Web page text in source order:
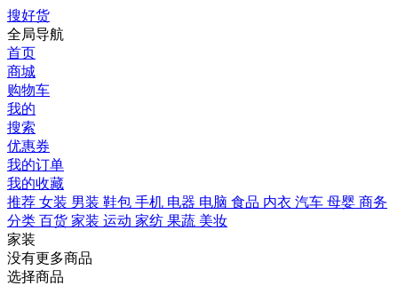
搜好货
全局导航
首页
商城
购物车
我的
搜索
优惠券
我的订单
我的收藏
推荐 女装 男装 鞋包 手机 电器 电脑 食品 内衣 汽车 母婴 商务
分类 百货 家装 运动 家纺 果蔬 美妆
家装
没有更多商品
选择商品